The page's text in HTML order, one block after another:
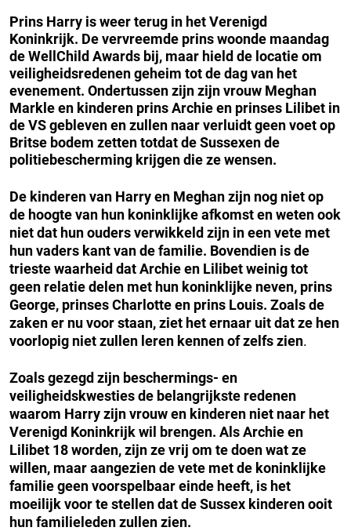
Prins Harry is weer terug in het Verenigd
Koninkrijk. De vervreemde prins woonde maandag
de WellChild Awards bij, maar hield de locatie om
veiligheidsredenen geheim tot de dag van het
evenement. Ondertussen zijn zijn vrouw Meghan
Markle en kinderen prins Archie en prinses Lilibet in
de VS gebleven en zullen naar verluidt geen voet op
Britse bodem zetten totdat de Sussexen de
politiebescherming krijgen die ze wensen.
De kinderen van Harry en Meghan zijn nog niet op
de hoogte van hun koninklijke afkomst en weten ook
niet dat hun ouders verwikkeld zijn in een vete met
hun vaders kant van de familie. Bovendien is de
trieste waarheid dat Archie en Lilibet weinig tot
geen relatie delen met hun koninklijke neven, prins
George, prinses Charlotte en prins Louis. Zoals de
zaken er nu voor staan, ziet het ernaar uit dat ze hen
voorlopig niet zullen leren kennen of zelfs zien.
Zoals gezegd zijn beschermings- en
veiligheidskwesties de belangrijkste redenen
waarom Harry zijn vrouw en kinderen niet naar het
Verenigd Koninkrijk wil brengen. Als Archie en
Lilibet 18 worden, zijn ze vrij om te doen wat ze
willen, maar aangezien de vete met de koninklijke
familie geen voorspelbaar einde heeft, is het
moeilijk voor te stellen dat de Sussex kinderen ooit
hun familieleden zullen zien.